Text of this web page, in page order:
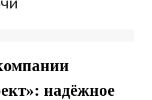
надёжное